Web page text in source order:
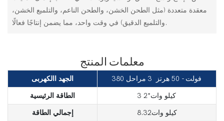
معقدة متعددة (مثل الطحن الخشن، والطحن الناعم، والتلميع الخشن،
والتلميع الدقيق) في وقت واحد، مما يضمن إنتاجًا فعالًا.
معلمات المنتج
الجهد االكهربى
380 فولت - 50 هرتز 3 مراحل
الطاقة الرئيسية
3 كيلو وات*2
إجمالي الطاقة
كيلو وات8.32